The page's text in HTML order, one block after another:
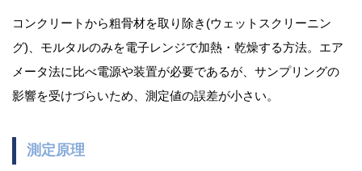
コンクリートから粗骨材を取り除き(ウェットスクリーニン
グ)、モルタルのみを電子レンジで加熱・乾燥する方法。エア
メータ法に比べ電源や装置が必要であるが、サンプリングの
影響を受けづらいため、測定値の誤差が小さい。
測定原理